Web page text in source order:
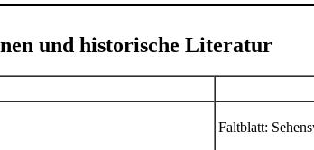
und historische Literatur
Faltblatt: